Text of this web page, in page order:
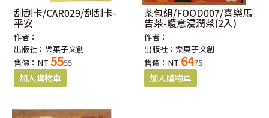
刮刮卡/CAR029/刮刮卡-
平安
作者：
出版社：樂菓子文創
售價：NT 5555
茶包組/FOOD007/喜樂馬
告茶-暖意浸潤茶(2入)
作者：
出版社：樂菓子文創
售價：NT 6475